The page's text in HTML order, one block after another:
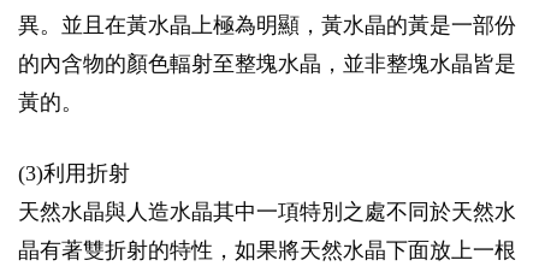
異。並且在黃水晶上極為明顯，黃水晶的黃是一部份
的內含物的顏色輻射至整塊水晶，並非整塊水晶皆是
黃的。
(3)利用折射
天然水晶與人造水晶其中一項特別之處不同於天然水
晶有著雙折射的特性，如果將天然水晶下面放上一根